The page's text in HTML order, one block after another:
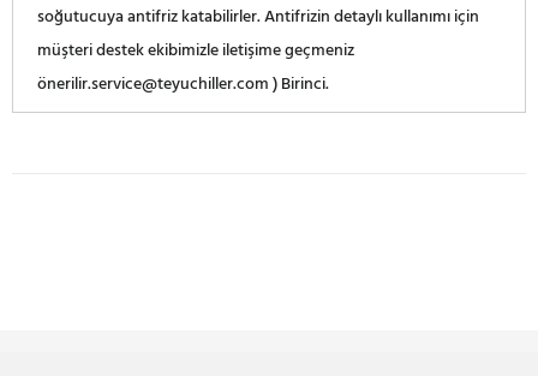
soğutucuya antifriz katabilirler. Antifrizin detaylı kullanımı için
müşteri destek ekibimizle iletişime geçmeniz
önerilir.service@teyuchiller.com ) Birinci.